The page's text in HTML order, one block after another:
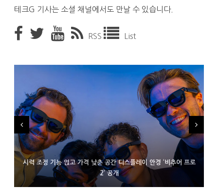
테크G 기사는 소셜 채널에서도 만날 수 있습니다.
RSS List
시력 조정 기능 얹고 가격 낮춘 공간 디스플레이 안경 ‘비추어 프로
2’ 공개
D램 부족에 10억달러어치 아이폰18 프로세서 패키징 대기 중
300~400달러 반지형 스피커 준비하는 오픈AI